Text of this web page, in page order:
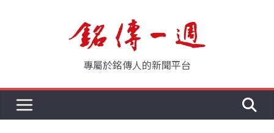
專屬於銘傳人的新聞平台